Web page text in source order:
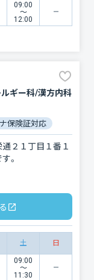
09:00
〜
12:00
ギー科/漢方内科
保険証対応
２１丁目１番１
。
土 日
09:00
〜
11:30